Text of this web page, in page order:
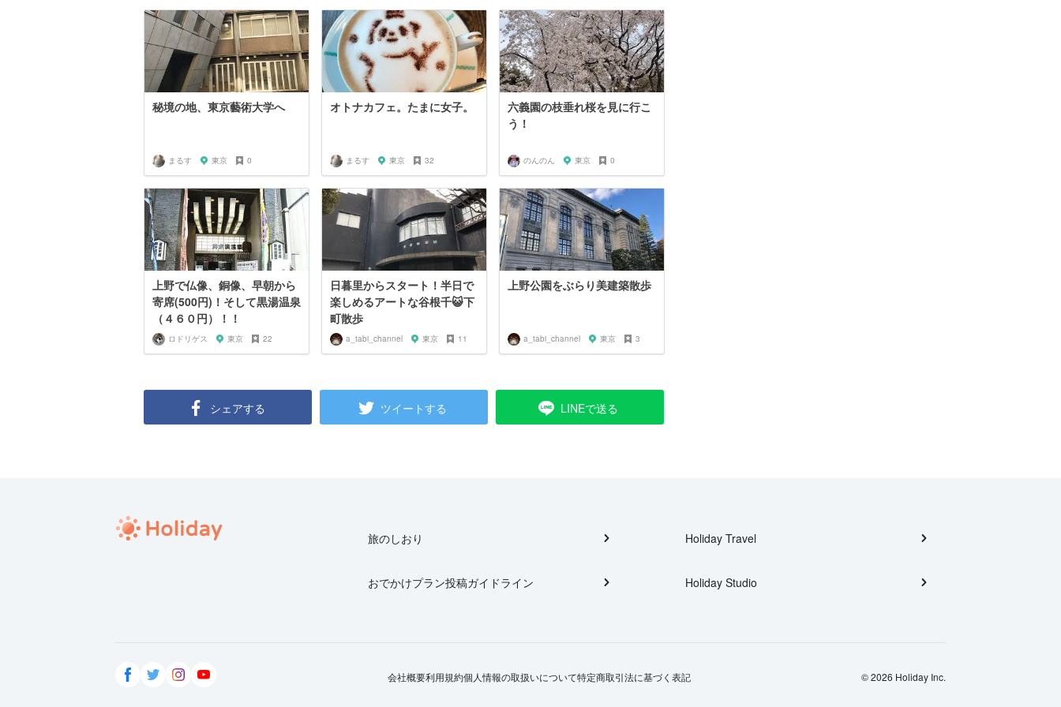
秘境の地、東京藝術大学へ
まるす 東京 0
オトナカフェ。たまに女子。
まるす 東京 32
六義園の枝垂れ桜を見に行こ
う！
のんのん 東京 0
上野で仏像、銅像、早朝から
寄席(500円)！そして黒湯温泉
（４６０円）！！
ロドリゲス 東京 22
日暮里からスタート！半日で
楽しめるアートな谷根千😺下
町散歩
a_tabi_channel 東京 11
上野公園をぶらり美建築散歩
a_tabi_channel 東京 3
シェアする ツイートする LINEで送る
旅のしおり
おでかけプラン投稿ガイドライン
Holiday Travel
Holiday Studio
会社概要利用規約個人情報の取扱いについて特定商取引法に基づく表記 © 2026 Holiday Inc.